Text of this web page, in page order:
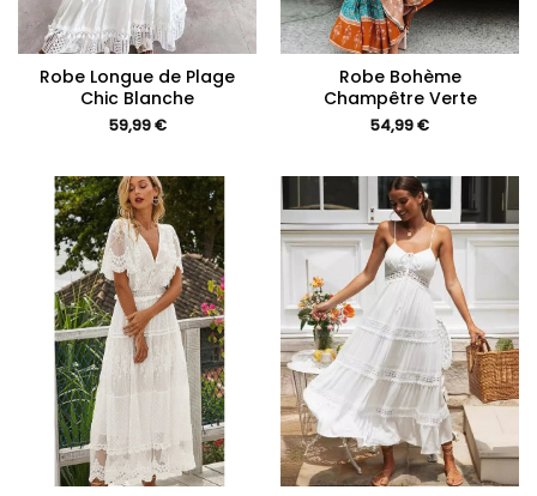
Robe Longue de Plage
Chic Blanche
59,99€
Robe Bohème
Champêtre Verte
54,99€